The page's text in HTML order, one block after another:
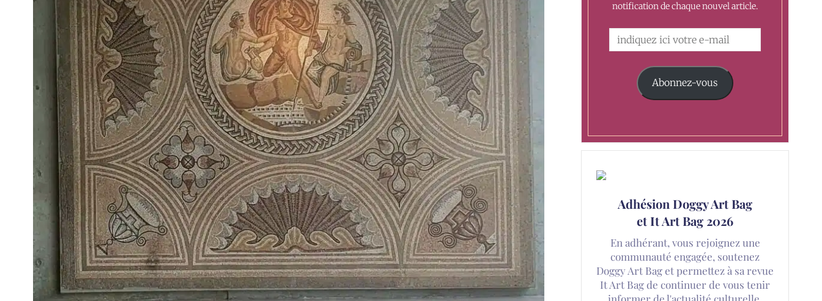
notification de chaque nouvel article.
Abonnez-vous
Adhésion Doggy Art Bag
et It Art Bag 2026
En adhérant, vous rejoignez une
communauté engagée, soutenez
Doggy Art Bag et permettez à sa revue
It Art Bag de continuer de vous tenir